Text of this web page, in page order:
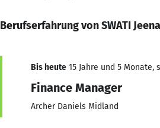
Berufserfahrung von SWATI Jeena
Bis heute 15 Jahre und 5 Monate,
Finance Manager
Archer Daniels Midland